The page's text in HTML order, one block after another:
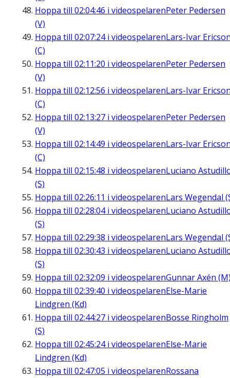
Hoppa till 02:04:46 i videospelarenPeter Pedersen
(V)
Hoppa till 02:07:24i videospelarenLars-Ivar
(C)
Hoppa till 02:11:20 i videospelarenPeter Pedersen
(V)
Hoppa till 02:12:56 i videospelarenLars-Ivar
(C)
Hoppa till 02:13:27 i videospelarenPeter Pedersen
(V)
Hoppa till 02:14:49 i videospelarenLars-Ivar
(C)
Hoppa till 02:15:48 i videospelarenLuciano
(S)
Hoppa till 02:26:11 i videospelarenLars Wegendal
Hoppa till 02:28:04i videospelarenLuciano
(S)
Hoppa till 02:29:38 i videospelarenLars Wegendal
Hoppa till 02:30:43 i videospelarenLuciano
(S)
Hoppa till 02:32:09 i videospelarenGunnar Axén
Hoppa till 02:39:40 i videospelarenElse-Marie
Lindgren (Kd)
Hoppa till 02:44:27 i videospelarenBosse Ringholm
(S)
Hoppa till 02:45:24i videospelarenElse-Marie
Lindgren (Kd)
Hoppa till 02:47:05 i videospelarenRossana